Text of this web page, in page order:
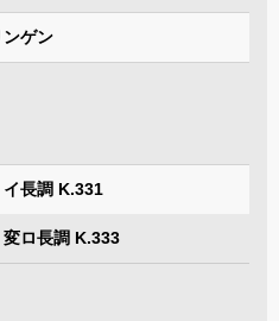
ンゲン
長調 K.331
ロ長調 K.333